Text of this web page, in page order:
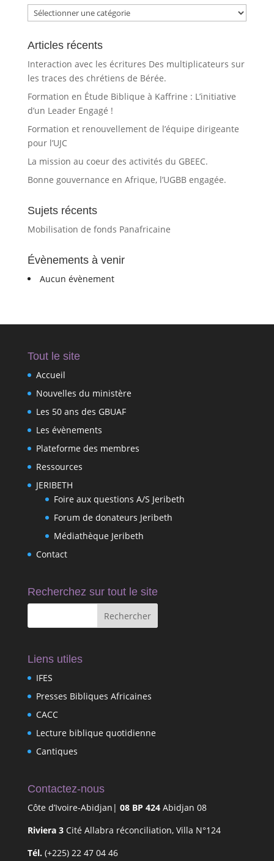
Toute
la
mission
Articles récents
Interaction avec les écritures Des multiplicateurs sur
les traces des chrétiens de Bérée.
Formation en Étude Biblique à Kaffrine : L’initiative
d’un Leader Engagé !
Formation et renouvellement de l’équipe dirigeante
pour l’UJC
La mission au coeur des activités du GBEEC.
Bonne gouvernance en Afrique, l’UGBB engagée.
Sujets récents
Mobilisation de fonds Panafricaine
Évènements à venir
Aucun évènement
Tout le site
Accueil
Nouvelles du ministère
Les 50 ans des GBUAF
Les évènements
Plateforme des membres
Ressources
JERIBETH
Foire aux questions A/S Jeribeth
Forum de donateurs Jeribeth
Médiathèque Jeribeth
Contact
Recherchez sur tout le site
Liens utiles
IFES
Presses Bibliques Africaines
CACC
Lecture biblique quotidienne
Cantiques
Contactez-nous
Côte d’Ivoire-Abidjan| 08 BP 424Abidjan 08
Riviera 3Cité Allabra réconciliation, Villa N°124
Tél. (+225) 22 47 04 46